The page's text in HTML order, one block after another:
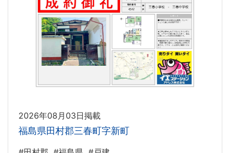
2026年08月03日掲載
福島県田村郡三春町字新町